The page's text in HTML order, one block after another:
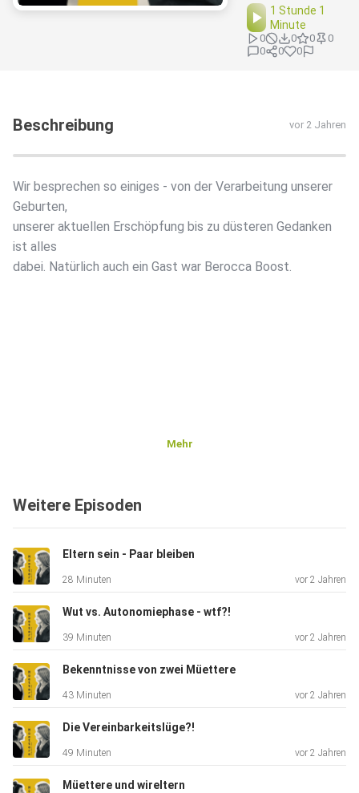
1 Stunde 1
Minute
0 0 0
0
0
0 0
Beschreibung vor 2 Jahren
Wir besprechen so einiges - von der Verarbeitung unserer
Geburten,
unserer aktuellen Erschöpfung bis zu düsteren Gedanken
ist alles
dabei. Natürlich auch ein Gast war Berocca Boost.
Mehr
Weitere Episoden
Eltern sein - Paar bleiben
28 Minuten vor 2 Jahren
Wut vs. Autonomiephase - wtf?!
39 Minuten vor 2 Jahren
Bekenntnisse von zwei Müettere
43 Minuten vor 2 Jahren
Die Vereinbarkeitslüge?!
49 Minuten vor 2 Jahren
Müettere und wireltern